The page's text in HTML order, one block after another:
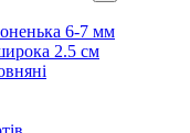
6-7 мм
2.5 см